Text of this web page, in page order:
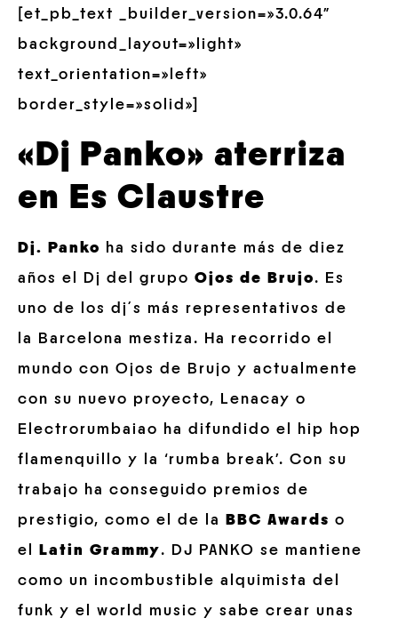
[et_pb_text _builder_version=»3.0.64″
background_layout=»light»
text_orientation=»left»
border_style=»solid»]
«Dj Panko» aterriza
en Es Claustre
Dj. Panko
ha sido durante más de diez
años el Dj del grupo Ojos de Brujo. Es
uno de los dj´s más representativos de
la Barcelona mestiza. Ha recorrido el
mundo con Ojos de Brujo y actualmente
con su nuevo proyecto, Lenacay o
Electrorumbaiao ha difundido el hip hop
flamenquillo y la ‘rumba break’. Con su
trabajo ha conseguido premios de
prestigio, como el de la
BBC Awards o
el
Latin Grammy. DJ PANKO se mantiene
como un incombustible alquimista del
funk y el world music y sabe crear unas